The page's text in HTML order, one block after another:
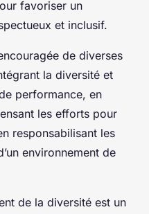
favoriser un
et inclusif.
de diverses
la diversité et
performance, en
les efforts pour
responsabilisant les
environnement de
de la diversité est un